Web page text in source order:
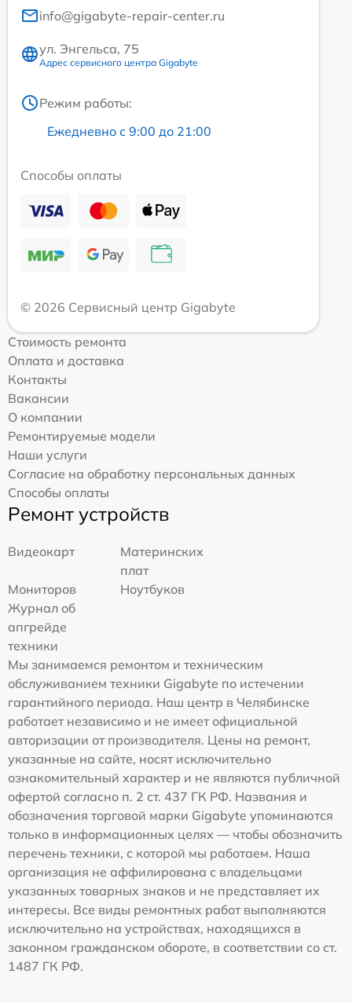
info@gigabyte-repair-center.ru
ул. Энгельса, 75
Адрес сервисного центра Gigabyte
Режим работы:
Ежедневно с 9:00 до 21:00
Способы оплаты
© 2026 Сервисный центр Gigabyte
Стоимость ремонта
Оплата и доставка
Контакты
Вакансии
О компании
Ремонтируемые модели
Наши услуги
Согласие на обработку персональных данных
Способы оплаты
Ремонт устройств
Видеокарт
Материнских
плат
Мониторов
Ноутбуков
Журнал об
апгрейде
техники
Мы занимаемся ремонтом и техническим
обслуживанием техники Gigabyte по истечении
гарантийного периода. Наш центр в Челябинске
работает независимо и не имеет официальной
авторизации от производителя. Цены на ремонт,
указанные на сайте, носят исключительно
ознакомительный характер и не являются публичной
офертой согласно п. 2 ст. 437 ГК РФ. Названия и
обозначения торговой марки Gigabyte упоминаются
только в информационных целях — чтобы обозначить
перечень техники, с которой мы работаем. Наша
организация не аффилирована с владельцами
указанных товарных знаков и не представляет их
интересы. Все виды ремонтных работ выполняются
исключительно на устройствах, находящихся в
законном гражданском обороте, в соответствии со ст.
1487 ГК РФ.